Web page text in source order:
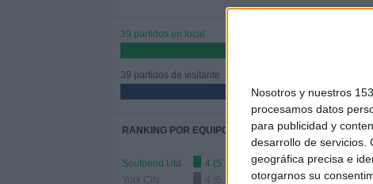
Nosotros y nuestros
procesamos datos
para publicidad y
desarrollo de servicios.
geográfica precisa e
otorgarnos su
39 partidos en local
39 partidos de visitante
50%
RANKING POR EQUIPOS
Southend Utd.
4 (5.13%)
York City
4 (5.13%)